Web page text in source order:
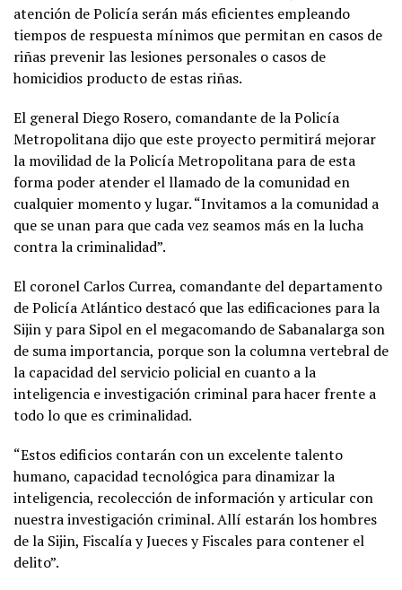
atención de Policía serán más eficientes empleando
tiempos de respuesta mínimos que permitan en casos de
riñas prevenir las lesiones personales o casos de
homicidios producto de estas riñas.
El general Diego Rosero, comandante de la Policía
Metropolitana dijo que este proyecto permitirá mejorar
la movilidad de la Policía Metropolitana para de esta
forma poder atender el llamado de la comunidad en
cualquier momento y lugar. “Invitamos a la comunidad a
que se unan para que cada vez seamos más en la lucha
contra la criminalidad”.
El coronel Carlos Currea, comandante del departamento
de Policía Atlántico destacó que las edificaciones para la
Sijin y para Sipol en el megacomando de Sabanalarga son
de suma importancia, porque son la columna vertebral de
la capacidad del servicio policial en cuanto a la
inteligencia e investigación criminal para hacer frente a
todo lo que es criminalidad.
“Estos edificios contarán con un excelente talento
humano, capacidad tecnológica para dinamizar la
inteligencia, recolección de información y articular con
nuestra investigación criminal. Allí estarán los hombres
de la Sijin, Fiscalía y Jueces y Fiscales para contener el
delito”.